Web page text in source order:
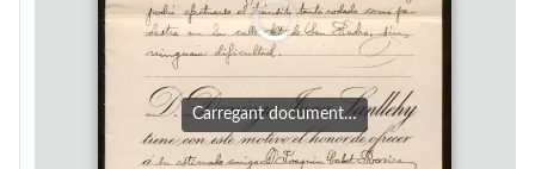
Carregant document…